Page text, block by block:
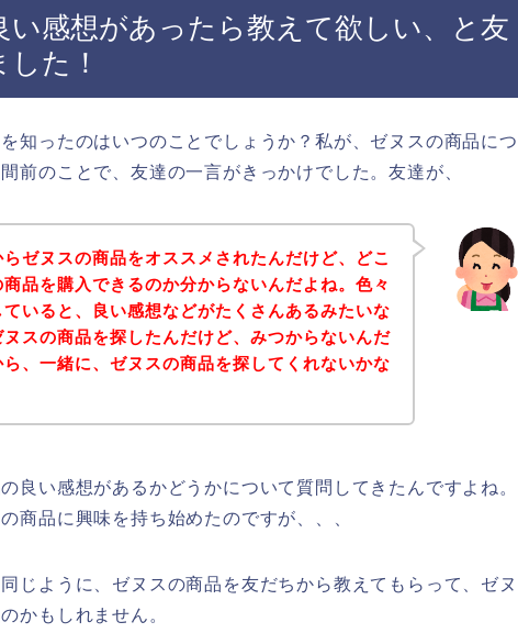
い感想があったら教えて欲しい、と友
た！
知ったのはいつのことでしょうか？私が、ゼヌスの商品につ
前のことで、友達の一言がきっかけでした。友達が、
ゼヌスの商品をオススメされたんだけど、どこ
品を購入できるのか分からないんだよね。色々
ていると、良い感想などがたくさんあるみたいな
ヌスの商品を探したんだけど、みつからないんだ
ら、一緒に、ゼヌスの商品を探してくれないかな
良い感想があるかどうかについて質問してきたんですよね。
商品に興味を持ち始めたのですが、、、
じように、ゼヌスの商品を友だちから教えてもらって、ゼヌ
かもしれません。